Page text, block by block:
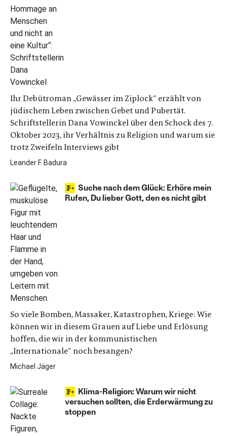
Ihr Debütroman „Gewässer im Ziplock“ erzählt von
jüdischem Leben zwischen Gebet und Pubertät.
Schriftstellerin Dana Vowinckel über den Schock des 7.
Oktober 2023, ihr Verhältnis zu Religion und warum sie
trotz Zweifeln Interviews gibt
Leander F. Badura
Suche nach dem Glück: Erhöre mein
Rufen, Du lieber Gott, den es nicht gibt
So viele Bomben, Massaker, Katastrophen, Kriege: Wie
können wir in diesem Grauen auf Liebe und Erlösung
hoffen, die wir in der kommunistischen
„Internationale“ noch besangen?
Michael Jäger
Klima-Religion: Warum wir nicht
versuchen sollten, die Erderwärmung zu
stoppen